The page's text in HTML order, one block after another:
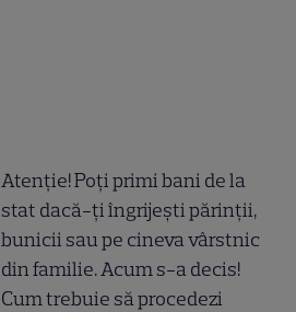
Atenție! Poți primi bani de la
stat dacă-ți îngrijești părinții,
bunicii sau pe cineva vârstnic
din familie. Acum s-a decis!
Cum trebuie să procedezi